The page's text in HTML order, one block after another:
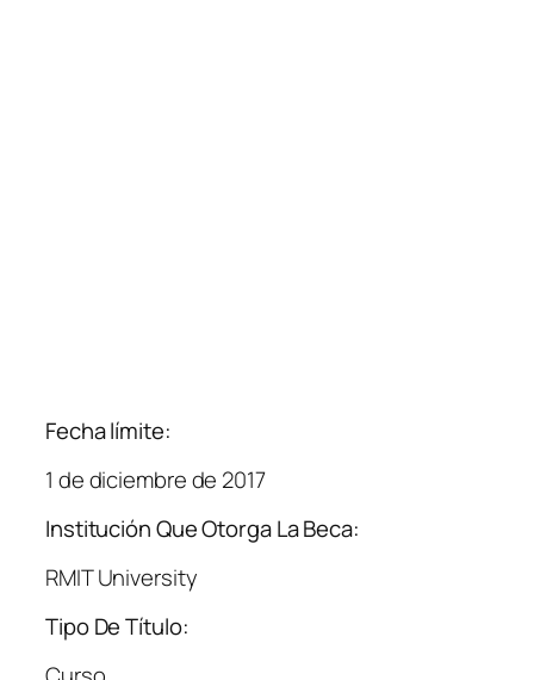
Fecha límite:
1 de diciembre de 2017
Institución Que Otorga La Beca:
RMIT University
Tipo De Título: